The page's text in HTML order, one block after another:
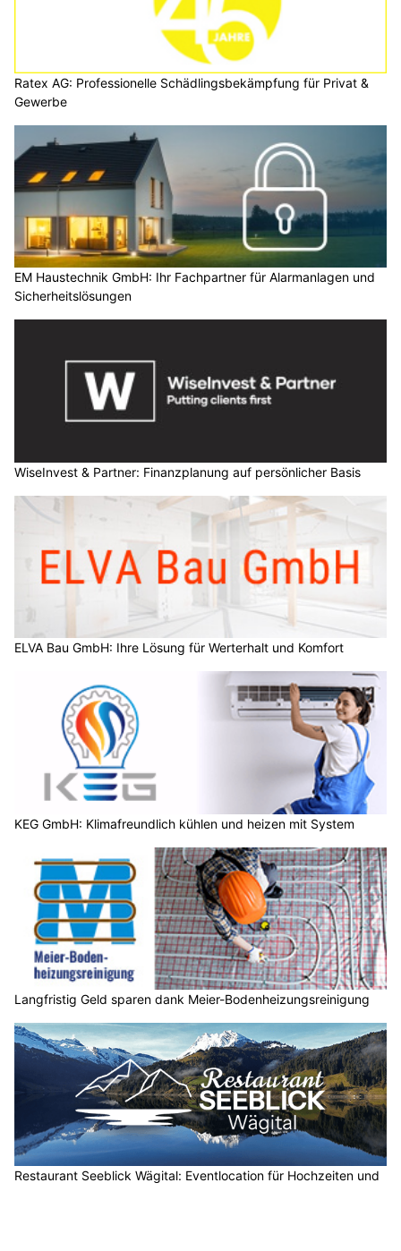
Ratex AG: Professionelle Schädlingsbekämpfung für Privat &
Gewerbe
EM Haustechnik GmbH: Ihr Fachpartner für Alarmanlagen und
Sicherheitslösungen
WiseInvest & Partner: Finanzplanung auf persönlicher Basis
ELVA Bau GmbH: Ihre Lösung für Werterhalt und Komfort
KEG GmbH: Klimafreundlich kühlen und heizen mit System
Langfristig Geld sparen dank Meier-Bodenheizungsreinigung
Restaurant Seeblick Wägital: Eventlocation für Hochzeiten und